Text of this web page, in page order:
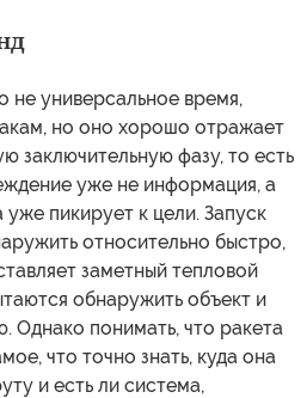
не универсальное время,
но оно хорошо отражает
заключительную фазу, то есть
уже не информация, а
уже пикирует к цели. Запуск
относительно быстро,
заметный тепловой
обнаружить объект и
Однако понимать, что ракета
что точно знать, куда она
и есть ли система,